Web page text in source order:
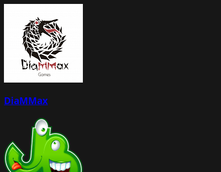
DiaMMax